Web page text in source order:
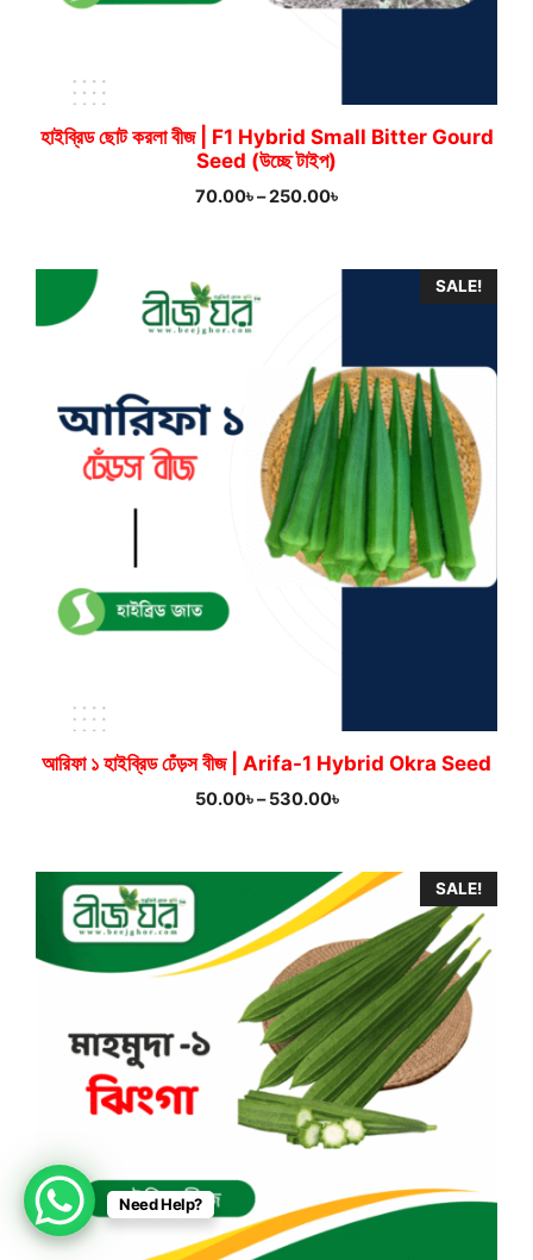
হাইব্রিড ছোট করলা বীজ | F1 Hybrid Small Bitter Gourd
Seed (উচ্ছে টাইপ)
70.00৳–250.00৳Price
through
SALE!
আরিফা ১ হাইব্রিড ঢেঁড়স বীজ | Arifa-1 Hybrid Okra Seed
50.00৳– 530.00৳Price
through
530.00৳
SALE!
Item added to cart.
5 items -770.00৳
Checkout
Need Help?